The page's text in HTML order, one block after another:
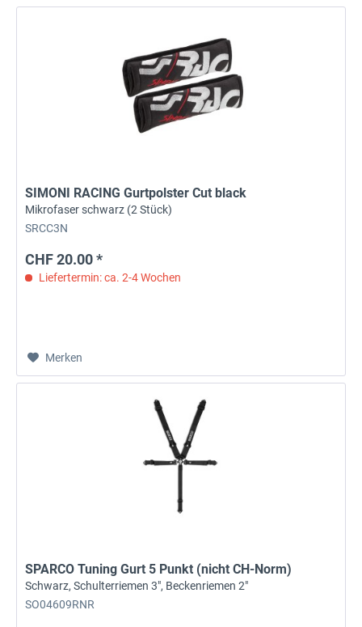
SIMONI RACING Gurtpolster Cut black
Mikrofaser schwarz (2 Stück)
SRCC3N
CHF 20.00 *
Liefertermin: ca. 2-4 Wochen
Merken
SPARCO Tuning Gurt 5 Punkt (nicht CH-Norm)
Schwarz, Schulterriemen 3", Beckenriemen 2"
SO04609RNR